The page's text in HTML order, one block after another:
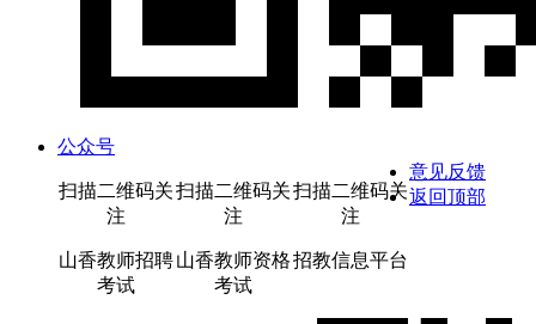
公众号
扫描二维码关
注
山香教师招聘
考试
扫描二维码关
注
山香教师资格
考试
扫描二维码关
注
招教信息平台
意见反馈
返回顶部